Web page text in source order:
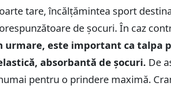
tare, încălțămintea sport
de șocuri. În caz
urmare, este important ca talpa
absorbantă de șocuri. De
pentru o prindere maximă.